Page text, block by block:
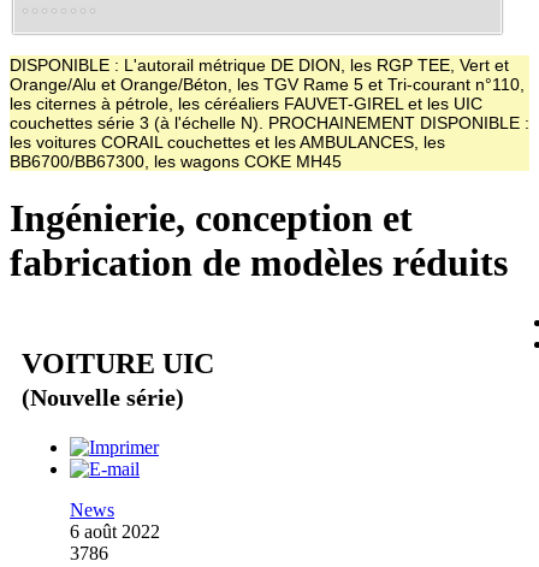
DISPONIBLE : L'autorail métrique DE DION, les RGP TEE, Vert et
Orange/Alu et Orange/Béton, les TGV Rame 5 et Tri-courant n°110,
les citernes à pétrole, les céréaliers FAUVET-GIREL et les UIC
couchettes série 3 (à l'échelle N). PROCHAINEMENT DISPONIBLE :
les voitures CORAIL couchettes et les AMBULANCES, les
BB6700/BB67300, les wagons COKE MH45
Ingénierie, conception et
fabrication de modèles réduits
VOITURE UIC
(Nouvelle série)
News
6 août 2022
3786